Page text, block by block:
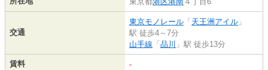
交通
東京モノレール 「 天王洲アイル 」
駅 徒歩4～7分
山手線 「 品川 」駅 徒歩13分
賃料 -